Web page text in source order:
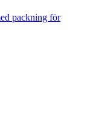
packning för